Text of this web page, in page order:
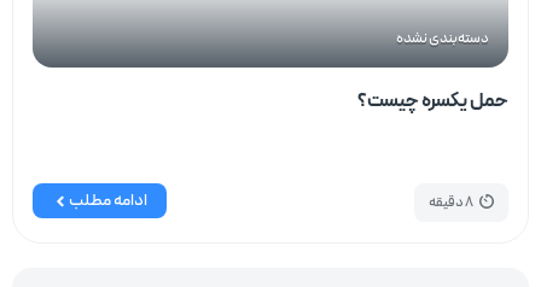
دسته‌بندی نشده
حمل یکسره چیست؟
ادامه مطلب